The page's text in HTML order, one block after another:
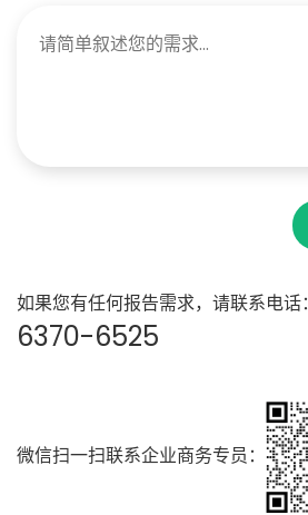
如果您有任何报告需求，请联系电话：
6370-6525
微信扫一扫联系企业商务专员：